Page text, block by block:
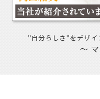
"自分らしさ"をデザイ
～